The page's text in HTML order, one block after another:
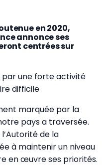
en 2020,
annonce ses
centrées sur
par une forte activité
difficile
marquée par la
pays a traversée.
de la
à maintenir un niveau
en œuvre ses priorités.